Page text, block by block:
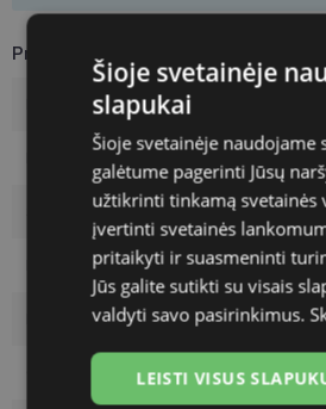
Product Information
Frame color
Frame material
Customer group
Šioje svetainėje
slapukai
Šioje svetainėje naudojame
galėtume pagerinti Jūsų
užtikrinti tinkamą svetainės
įvertinti svetainės
pritaikyti ir suasmeninti
Jūs galite sutikti su visais
valdyti savo pasirinkimus.
LEISTI VISUS